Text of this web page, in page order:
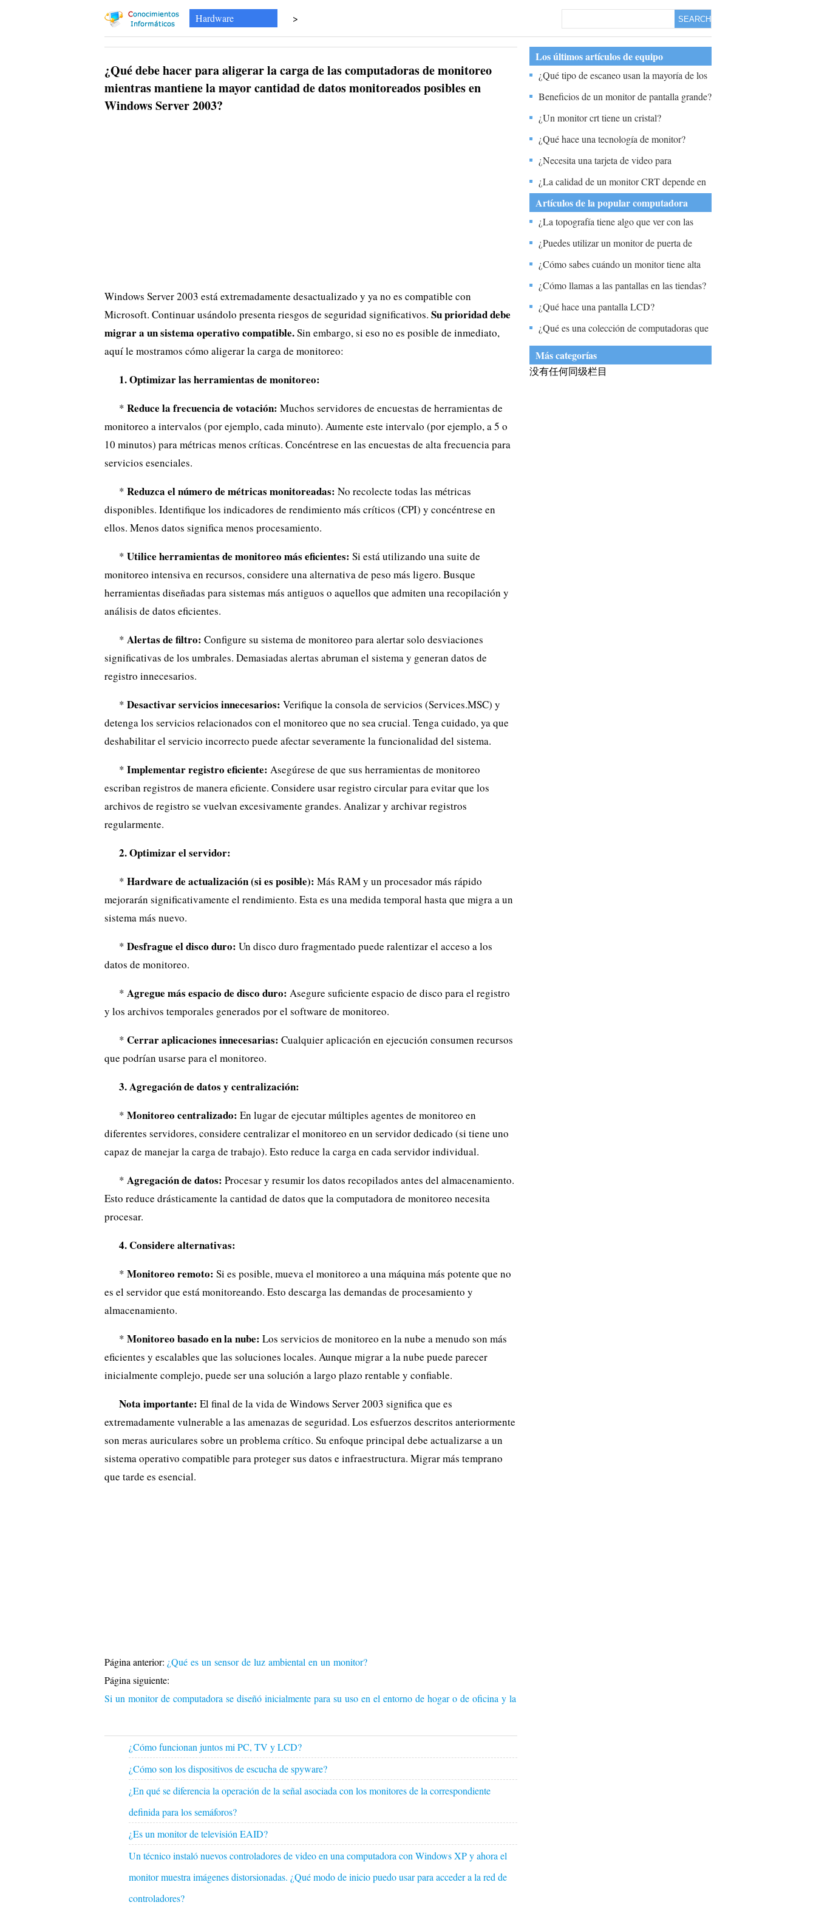
Hardware > SEARCH
¿Qué debe hacer para aligerar la carga de las computadoras de monitoreo
mientras mantiene la mayor cantidad de datos monitoreados posibles en
Windows Server 2003?
Windows Server 2003 está extremadamente desactualizado y ya no es compatible con
Microsoft. Continuar usándolo presenta riesgos de seguridad significativos. Su prioridad debe
migrar a un sistema operativo compatible.Sin embargo, si eso no es posible de inmediato,
aquí le mostramos cómo aligerar la carga de monitoreo:
1. Optimizar las herramientas de monitoreo:
* Reduce la frecuencia de votación: Muchos servidores de encuestas de herramientas de
monitoreo a intervalos (por ejemplo, cada minuto). Aumente este intervalo (por ejemplo, a 5 o
10 minutos) para métricas menos críticas. Concéntrese en las encuestas de alta frecuencia para
servicios esenciales.
* Reduzca el número de métricas monitoreadas: No recolecte todas las métricas
disponibles. Identifique los indicadores de rendimiento más críticos (CPI) y concéntrese en
ellos. Menos datos significa menos procesamiento.
* Utilice herramientas de monitoreo más eficientes: Si está utilizando una suite de
monitoreo intensiva en recursos, considere una alternativa de peso más ligero. Busque
herramientas diseñadas para sistemas más antiguos o aquellos que admiten una recopilación y
análisis de datos eficientes.
* Alertas de filtro: Configure su sistema de monitoreo para alertar solo desviaciones
significativas de los umbrales. Demasiadas alertas abruman el sistema y generan datos de
registro innecesarios.
* Desactivar servicios innecesarios: Verifique la consola de servicios (Services.MSC) y
detenga los servicios relacionados con el monitoreo que no sea crucial. Tenga cuidado, ya que
deshabilitar el servicio incorrecto puede afectar severamente la funcionalidad del sistema.
* Implementar registro eficiente: Asegúrese de que sus herramientas de monitoreo
escriban registros de manera eficiente. Considere usar registro circular para evitar que los
archivos de registro se vuelvan excesivamente grandes. Analizar y archivar registros
regularmente.
2. Optimizar el servidor:
* Hardware de actualización (si es posible): Más RAM y un procesador más rápido
mejorarán significativamente el rendimiento. Esta es una medida temporal hasta que migra a un
sistema más nuevo.
* Desfrague el disco duro: Un disco duro fragmentado puede ralentizar el acceso a los
datos de monitoreo.
* Agregue más espacio de disco duro: Asegure suficiente espacio de disco para el registro
y los archivos temporales generados por el software de monitoreo.
* Cerrar aplicaciones innecesarias: Cualquier aplicación en ejecución consumen recursos
que podrían usarse para el monitoreo.
3. Agregación de datos y centralización:
* Monitoreo centralizado: En lugar de ejecutar múltiples agentes de monitoreo en
diferentes servidores, considere centralizar el monitoreo en un servidor dedicado (si tiene uno
capaz de manejar la carga de trabajo). Esto reduce la carga en cada servidor individual.
* Agregación de datos: Procesar y resumir los datos recopilados antes del almacenamiento.
Esto reduce drásticamente la cantidad de datos que la computadora de monitoreo necesita
procesar.
4. Considere alternativas:
* Monitoreo remoto: Si es posible, mueva el monitoreo a una máquina más potente que no
es el servidor que está monitoreando. Esto descarga las demandas de procesamiento y
almacenamiento.
* Monitoreo basado en la nube: Los servicios de monitoreo en la nube a menudo son más
eficientes y escalables que las soluciones locales. Aunque migrar a la nube puede parecer
inicialmente complejo, puede ser una solución a largo plazo rentable y confiable.
Nota importante: El final de la vida de Windows Server 2003 significa que es
extremadamente vulnerable a las amenazas de seguridad. Los esfuerzos descritos anteriormente
son meras auriculares sobre un problema crítico. Su enfoque principal debe actualizarse a un
sistema operativo compatible para proteger sus datos e infraestructura. Migrar más temprano
que tarde es esencial.
Página anterior: ¿Qué es un sensor de luz ambiental en un monitor?
Página siguiente:
Si un monitor de computadora se diseñó inicialmente para su uso en el entorno de hogar o de oficina y la Marina decidió modificarlo a bordo de un envío de una evaluación
¿Cómo funcionan juntos mi PC, TV y LCD?
¿Cómo son los dispositivos de escucha de spyware?
¿En qué se diferencia la operación de la señal asociada con los monitores de la correspondiente
definida para los semáforos?
¿Es un monitor de televisión EAID?
Un técnico instaló nuevos controladores de video en una computadora con Windows XP y ahora el
monitor muestra imágenes distorsionadas. ¿Qué modo de inicio puedo usar para acceder a la red de
controladores?
Los últimos artículos de equipo
¿Qué tipo de escaneo usan la mayoría de los
monitores de computadora?
Beneficios de un monitor de pantalla grande?
¿Un monitor crt tiene un cristal?
¿Qué hace una tecnología de monitor?
¿Necesita una tarjeta de video para
configurar dos monitores en una CPU?
¿La calidad de un monitor CRT depende en
gran medida de él?
Artículos de la popular computadora
¿La topografía tiene algo que ver con las
computadoras?
¿Puedes utilizar un monitor de puerta de
enlace con una torre de unidad Dell?
¿Cómo sabes cuándo un monitor tiene alta
resolución?
¿Cómo llamas a las pantallas en las tiendas?
¿Qué hace una pantalla LCD?
¿Qué es una colección de computadoras que
son todas compañeros?
Más categorías
没有任何同级栏目